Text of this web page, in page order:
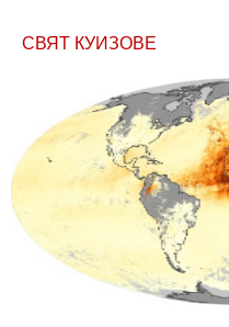
СВЯТ КУИЗОВЕ